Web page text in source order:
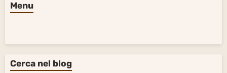
Menu
Cerca nel blog